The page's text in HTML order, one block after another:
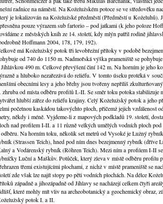
radnice na náměstí. Na Koželužském potoce se ve středověku
je lokalizován na Koželužské předměstí (Předměstí u Koželuhů).
pouze výrazem sub fartorio – pod jatkami (k jeho poloze
z městských knih ze 14. století, kdy mlýn patřil rodině
Hoffmann 2004, 178, 179, 192).
má Koželužský potok tři levobřežní přítoky v podobě
od 740 do 1150 m. Nadmořská výška prameniště se
490 m. Celkové převýšení činí 142 m. Na horním je jeho
a hluboko nezařezává do reliéfu. V tomto úseku protéká v
obecními lesy a jeho břehy jsou tvořeny nepříliš
zhruba od místa odběru profilů I.-II. Se směr toku potoka stabilizuje
hlubší zářez do reliéfu krajiny. Celý Koželužský potok a jeho
početnou kaskádou takovýchto ploch, přičemž jejich vzdálenost
někdy i méně. Vyjdeme-li z mapových podkladů 19. století,
nad profilem I-II. a 11 různě velkých umělých vodních ploch
Na horním toku, několik set metrů od Vysoké je Lužný
(Strassen Teich), hned pod ním dnes bezejmenný rybník (dříve
a Vodárenský rybník (Röhren Teich). Mezi ním a profilem I-II
Luční a Maškův. Potůček, který zleva v místě odběru profilu
třemi existujícími plochami, z nichž v místě prameniště se
zde však lze najít stopy po pěti vodních plochách. Na délce
západně a jihozápadně od Jihlavy se nacházejí celkem čtyři
které mohly mít vliv na archeobotanický a geochemický obraz,
potok I. a II.